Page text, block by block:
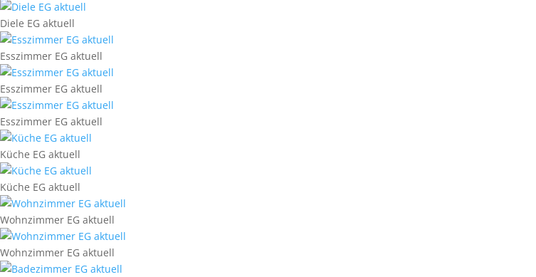
Diele EG aktuell
Esszimmer EG aktuell
Esszimmer EG aktuell
Esszimmer EG aktuell
Küche EG aktuell
Küche EG aktuell
Wohnzimmer EG aktuell
Wohnzimmer EG aktuell